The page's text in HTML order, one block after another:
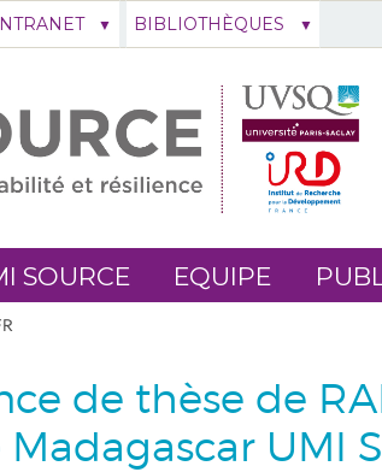
SOURCE EQUIPE
de thèse de
UMI
BIBLIOTHÈQUES